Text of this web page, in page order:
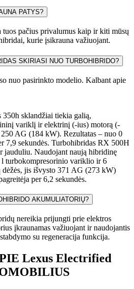
PATYS?
pačius privalumus kaip ir kiti mūsų
kurie įsikrauna važiuojant.
SKIRIASI NUO TURBOHIBRIDO?
nuo pasirinkto modelio. Kalbant apie
sklandžiai tiekia galią,
variklį ir elektrinį (-ius) motorą (-
AG (184 kW). Rezultatas – nuo 0
7,9 sekundės. Turbohibridas RX 500H
jauduliu. Naudojant naują hibridinę
l turbokompresorinio variklio ir 6
dėžės, jis išvysto 371 AG (273 kW)
per 6,2 sekundės.
AKUMULIATORIŲ?
nereikia prijungti prie elektros
įkraunamas važiuojant ir naudojantis
su regeneracija funkcija.
Lexus Electrified